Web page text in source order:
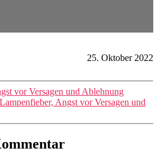
25. Oktober 2022
vor Versagen und Ablehnung
Angst vor Versagen und